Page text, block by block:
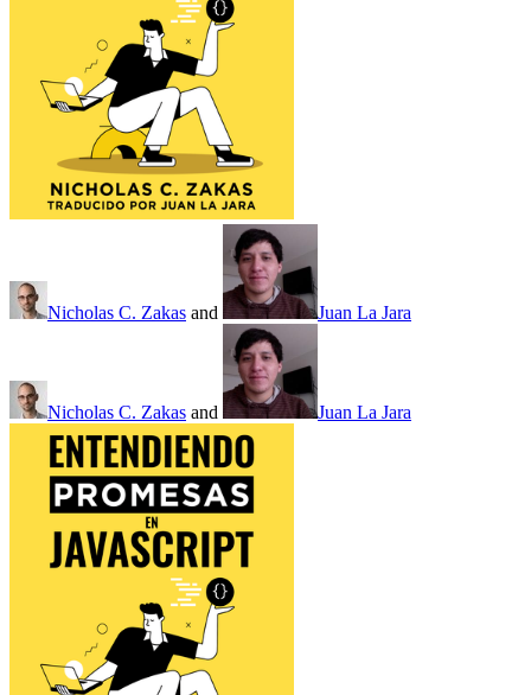
Nicholas C. Zakas and Juan La Jara
Nicholas C. Zakas and Juan La Jara